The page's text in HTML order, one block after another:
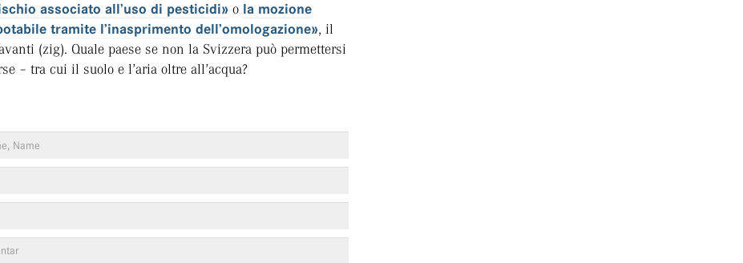
associato all’uso di pesticidi» o la mozione
tramite l’inasprimento dell’omologazione», il
(zig). Quale paese se non la Svizzera può permettersi
– tra cui il suolo e l’aria oltre all’acqua?